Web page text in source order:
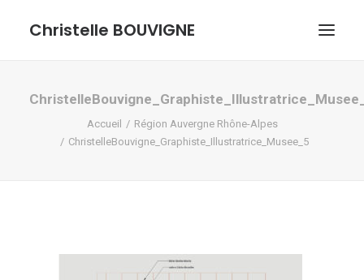
Christelle BOUVIGNE
GRAPHISME ET ILLUSTRATIONS
DESSINS ET PASTELS
Accueil
Région Auvergne Rhône-Alpes
ChristelleBouvigne_Graphiste_Illustratrice_Musee_5